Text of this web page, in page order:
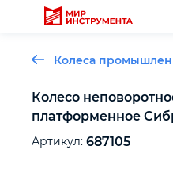
Отделочный
Колеса
Колесо
платформенное
Артикул: 687105